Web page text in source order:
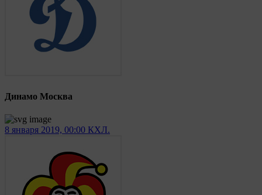
Динамо Москва
8 января 2019, 00:00 КХЛ.